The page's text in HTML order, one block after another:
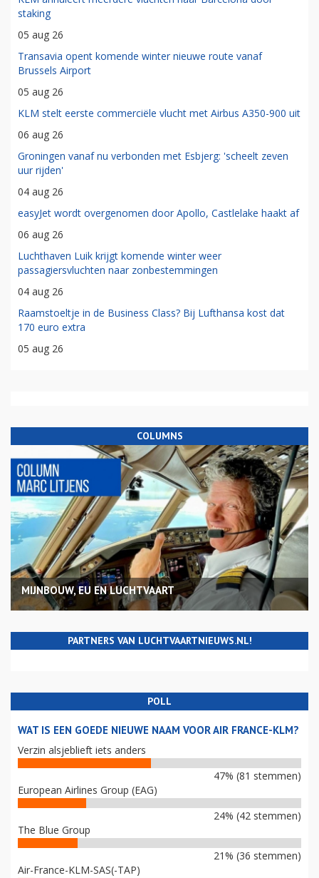
staking
05 aug 26
Transavia opent komende winter nieuwe route vanaf
Brussels Airport
05 aug 26
KLM stelt eerste commerciële vlucht met Airbus A350-900 uit
06 aug 26
Groningen vanaf nu verbonden met Esbjerg: 'scheelt zeven
uur rijden'
04 aug 26
easyJet wordt overgenomen door Apollo, Castlelake haakt af
06 aug 26
Luchthaven Luik krijgt komende winter weer
passagiersvluchten naar zonbestemmingen
04 aug 26
Raamstoeltje in de Business Class? Bij Lufthansa kost dat
170 euro extra
05 aug 26
COLUMNS
MIJNBOUW, EU EN LUCHTVAART
PARTNERS VAN LUCHTVAARTNIEUWS.NL!
POLL
WAT IS EEN GOEDE NIEUWE NAAM VOOR AIR FRANCE-KLM?
Verzin alsjeblieft iets anders
47% (81 stemmen)
European Airlines Group (EAG)
24% (42 stemmen)
The Blue Group
21% (36 stemmen)
Air-France-KLM-SAS(-TAP)